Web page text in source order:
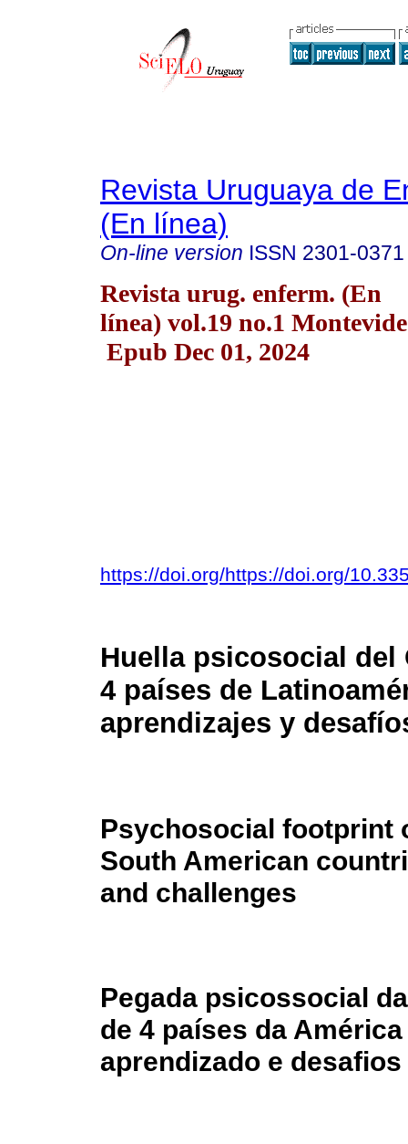
Revista Uruguaya de
(En línea)
On-line version ISSN 2301-0371
Revista urug. enferm. (En
línea) vol.19 no.1
Epub Dec 01, 2024
https://doi.org/https://doi.org/
Huella psicosocial del
4 países de
aprendizajes y
Psychosocial footprint
South American
and challenges
Pegada psicossocial
de 4 países da
aprendizado e desafios